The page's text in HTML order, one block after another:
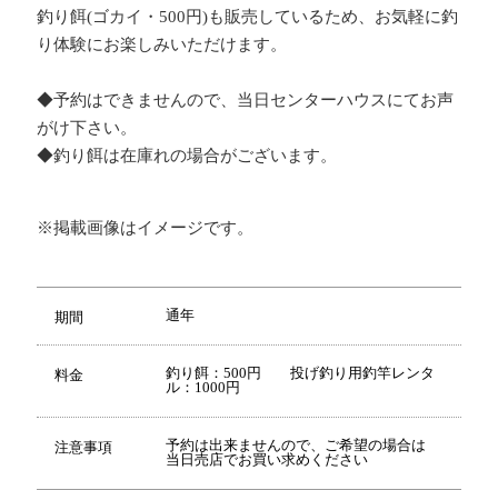
釣り餌(ゴカイ・500円)も販売しているため、お気軽に釣
り体験にお楽しみいただけます。
◆予約はできませんので、当日センターハウスにてお声
がけ下さい。
◆釣り餌は在庫れの場合がございます。
※掲載画像はイメージです。
期間 通年
料金
釣り餌：500円 投げ釣り用釣竿レンタ
ル：1000円
注意事項
予約は出来ませんので、ご希望の場合は
当日売店でお買い求めください